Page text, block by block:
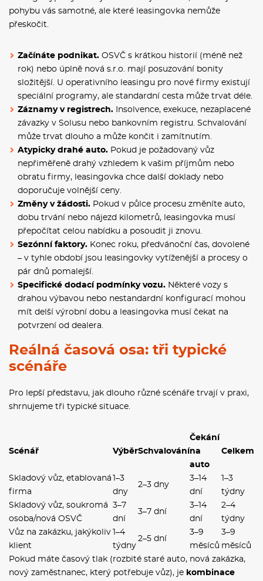
pohybu vás samotné, ale které leasingovka nemůže
přeskočit.
Začínáte podnikat. OSVČ s krátkou historií (méně než
rok) nebo úplně nová s.r.o. mají posuzování bonity
složitější. U operativního leasingu pro nové firmy existují
speciální programy, ale standardní cesta může trvat déle.
Záznamy v registrech. Insolvence, exekuce, nezaplacené
závazky v Solusu nebo bankovním registru. Schvalování
může trvat dlouho a může končit i zamítnutím.
Atypicky drahé auto. Pokud je požadovaný vůz
nepřiměřeně drahý vzhledem k vašim příjmům nebo
obratu firmy, leasingovka chce další doklady nebo
doporučuje volnější ceny.
Změny v žádosti. Pokud v půlce procesu změníte auto,
dobu trvání nebo nájezd kilometrů, leasingovka musí
přepočítat celou nabídku a posoudit ji znovu.
Sezónní faktory. Konec roku, předvánoční čas, dovolené
– v tyhle období jsou leasingovky vytíženější a procesy o
pár dnů pomalejší.
Specifické dodací podmínky vozu. Některé vozy s
drahou výbavou nebo nestandardní konfigurací mohou
mít delší výrobní dobu a leasingovka musí čekat na
potvrzení od dealera.
Reálná časová osa: tři typické
scénáře
Pro lepší představu, jak dlouho různé scénáře trvají v praxi,
shrnujeme tři typické situace.
Scénář VýběrSchvalování
Čekání
na
auto
Celkem
Skladový vůz, etablovaná
firma
1–3
dny
2–3 dny
3–14
dní
1–3
týdny
Skladový vůz, soukromá
osoba/nová OSVČ
3–7
dní
3–7 dní
3–14
dní
2–4
týdny
Vůz na zakázku, jakýkoliv
klient
1–4
týdny
2–5 dní
3–9
měsíců
3–9
měsíců
Pokud máte časový tlak (rozbité staré auto, nová zakázka,
nový zaměstnanec, který potřebuje vůz), je kombinace